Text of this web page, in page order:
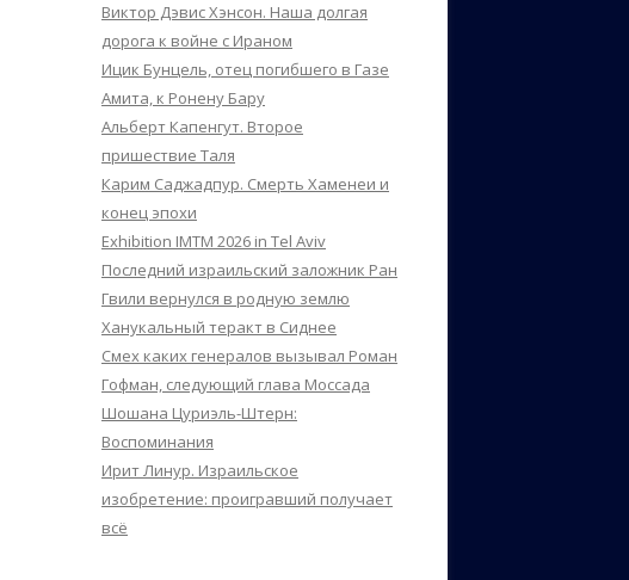
Виктор Дэвис Хэнсон. Наша долгая
дорога к войне с Ираном
Ицик Бунцель, отец погибшего в Газе
Амита, к Ронену Бару
Альберт Капенгут. Второе
пришествие Таля
Карим Саджадпур. Смерть Хаменеи и
конец эпохи
Exhibition IMTM 2026 in Tel Aviv
Последний израильский заложник Ран
Гвили вернулся в родную землю
Ханукальный теракт в Сиднее
Смех каких генералов вызывал Роман
Гофман, следующий глава Моссада
Шошана Цуриэль-Штерн:
Воспоминания
Ирит Линур. Израильское
изобретение: проигравший получает
всё